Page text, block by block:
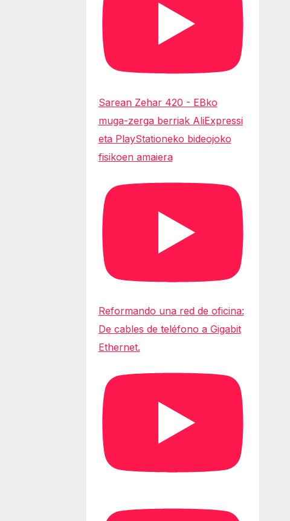
Sarean Zehar 420 - EBko
muga-zerga berriak AliExpressi
eta PlayStationeko bideojoko
fisikoen amaiera
Reformando una red de oficina:
De cables de teléfono a Gigabit
Ethernet.